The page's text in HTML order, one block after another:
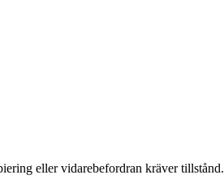
eller vidarebefordran kräver tillstånd.